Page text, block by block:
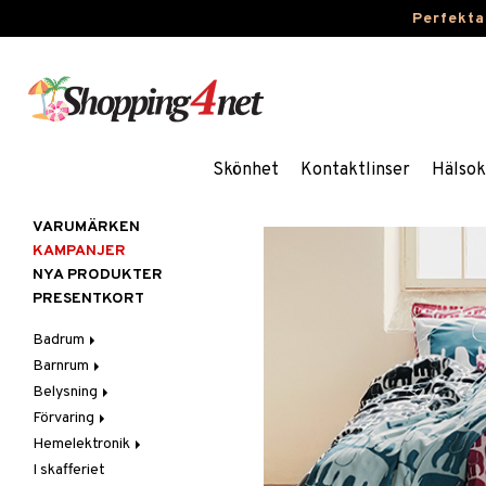
Skönhet Kontaktlinser
VARUMÄRKEN
KAMPANJER
NYA PRODUKTER
PRESENTKORT
Badrum
Badrumsinredning
Badrumstextilier
Badrumstillbehör
Barnrum
Barnlampor
Barnmöbler
Barnrumsdekoration
Barnrumsförvaring
Belysning
Belysningstillbehör
Lampor
Bordslampor
LED-ljus
Förvaring
Hängare & krokar
Hyllor
Hemelektronik
Ljud
I skafferiet